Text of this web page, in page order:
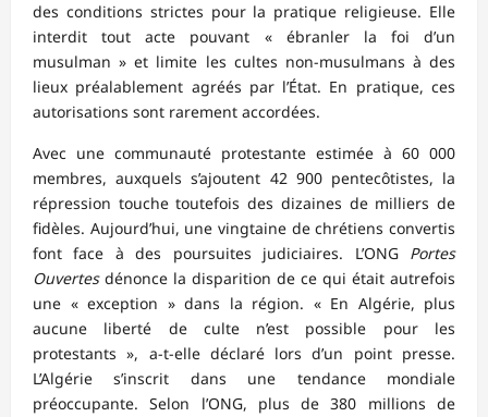
des conditions strictes pour la pratique religieuse. Elle
interdit tout acte pouvant « ébranler la foi d’un
musulman » et limite les cultes non-musulmans à des
lieux préalablement agréés par l’État. En pratique, ces
autorisations sont rarement accordées.
Avec une communauté protestante estimée à 60 000
membres, auxquels s’ajoutent 42 900 pentecôtistes, la
répression touche toutefois des dizaines de milliers de
fidèles. Aujourd’hui, une vingtaine de chrétiens convertis
font face à des poursuites judiciaires. L’ONG Portes
Ouvertesdénonce la disparition de ce qui était autrefois
une « exception » dans la région. « En Algérie, plus
aucune liberté de culte n’est possible pour les
protestants », a-t-elle déclaré lors d’un point presse.
L’Algérie s’inscrit dans une tendance mondiale
préoccupante. Selon l’ONG, plus de 380 millions de